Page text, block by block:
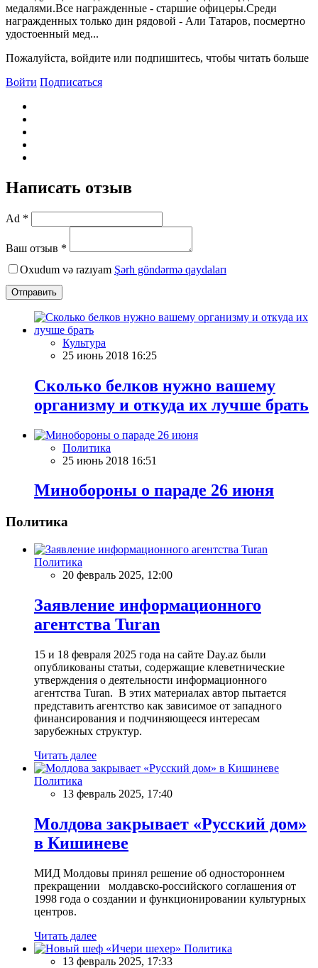
медалями.Bсе награжденные - старшие офицеры.Среди
награжденных только дин рядовой - Али Татаров, посмертно
удостоенный мед...
Пожалуйста, войдите или подпишитесь, чтобы читать больше
Войти Подписаться
Написать отзыв
Ad *
Ваш отзыв *
Oxudum və razıyam Şərh göndərmə qaydaları
Отправить
Культура
25 июнь 2018 16:25
Сколько белков нужно вашему
организму и откуда их лучше брать
Политика
25 июнь 2018 16:51
Минобороны о параде 26 июня
Политика
Политика
20 февраль 2025, 12:00
Заявление информационного
агентства Turan
15 и 18 февраля 2025 года на сайте Day.az были
опубликованы статьи, содержащие клеветнические
утверждения о деятельности информационного
агентства Turan. В этих материалах автор пытается
представить агентство как зависимое от западного
финансирования и подчиняющееся интересам
зарубежных структур.
Читать далее
Политика
13 февраль 2025, 17:40
Молдова закрывает «Русский дом»
в Кишиневе
МИД Молдовы принял решение об одностороннем
прекращении молдавско-российского соглашения от
1998 года о создании и функционировании культурных
центров.
Читать далее
Политика
13 февраль 2025, 17:33